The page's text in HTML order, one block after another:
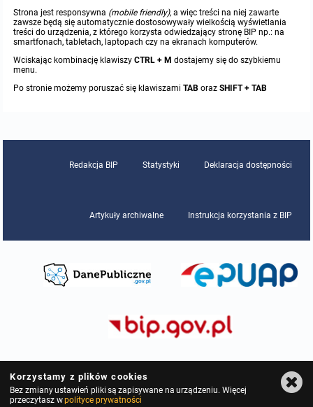
Uchwały
Sposób załatwiania spraw
Rejestry, ewidencje, archiwa
Strona jest responsywna (mobile friendly), a więc treści na niej zawarte
zawsze będą się automatycznie dostosowywały wielkością wyświetlania
treści do urządzenia, z którego korzysta odwiedzający stronę BIP np.: na
smartfonach, tabletach, laptopach czy na ekranach komputerów.
Wciskając kombinację klawiszyCTRL + M dostajemy się do szybkiemu
menu.
Po stronie możemy poruszać się klawiszamiTAB orazSHIFT + TAB
Redakcja BIP Statystyki Deklaracja dostępności
Artykuły archiwalne Instrukcja korzystania z BIP
Korzystamy z plików cookies
Bez zmiany ustawień pliki są zapisywane na urządzeniu. Więcej
przeczytasz wpolityce prywatności